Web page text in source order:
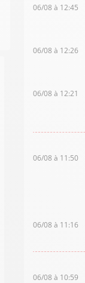
06/08 à 12:45
06/08 à 12:26
06/08 à 12:21
06/08 à 11:50
06/08 à 11:16
06/08 à 10:59